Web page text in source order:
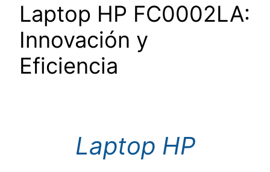
Laptop HP FC0002LA:
Innovación y
Eficiencia
Laptop HP